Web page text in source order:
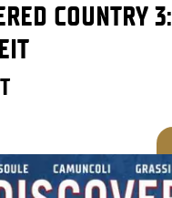
COUNTRY 3: